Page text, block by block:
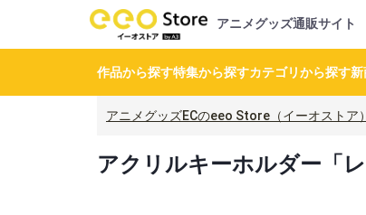
アニメグッズ通販サイト
作品から探す特集から探すカテゴリから探す
アニメグッズECのeeo Store（イーオストア）
アクリルキーホルダー「